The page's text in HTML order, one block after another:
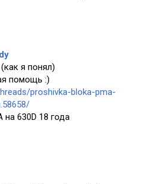
я понял)
помощь :)
proshivka-bloka-pma-
630D 18 года